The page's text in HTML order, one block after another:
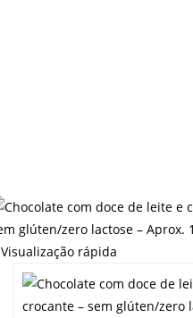
Visualização rápida